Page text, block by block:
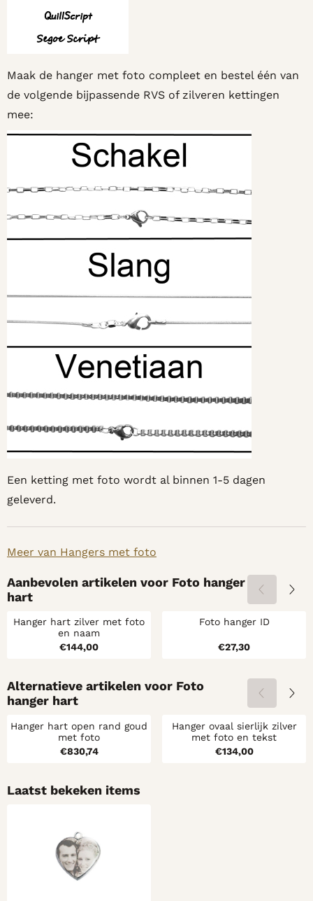
Maak de hanger met foto compleet en bestel één van
de volgende bijpassende RVS of zilveren kettingen
mee:
Een ketting met foto wordt al binnen 1-5 dagen
geleverd.
Meer van Hangers met foto
Aanbevolen artikelen voor Foto hanger
hart
Hanger hart zilver met foto
en naam
Prijs: 144,00
€144,00
Foto hanger ID
Prijs: 27,30
€27,30
Alternatieve artikelen voor Foto
hanger hart
Hanger hart open rand goud
met foto
Prijs: 830,74
€830,74
Hanger ovaal sierlijk zilver
met foto en tekst
Prijs: 134,00
€134,00
Laatst bekeken items